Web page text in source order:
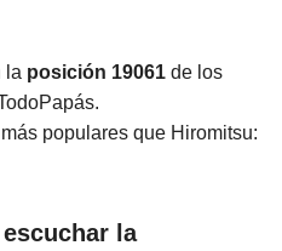
la posición 19061 de los
populares que Hiromitsu:
la